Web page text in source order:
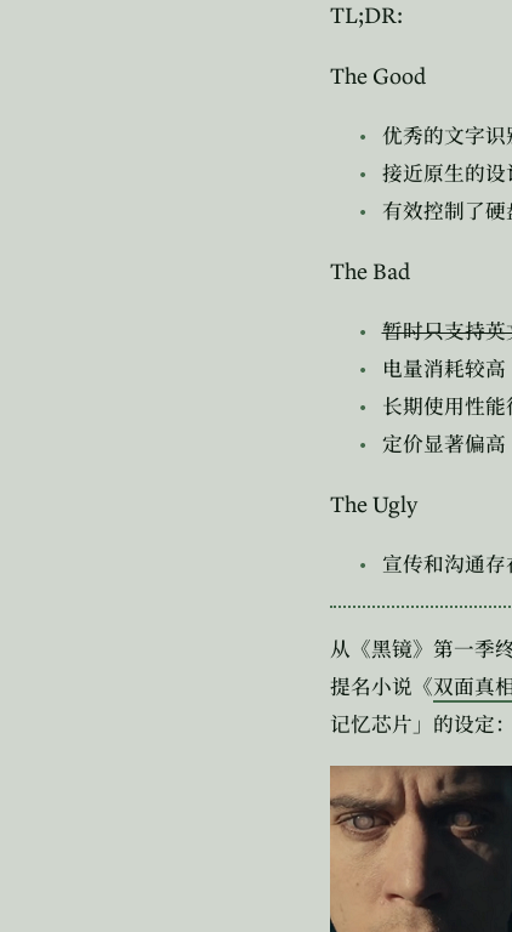
TL;DR:
The Good
优秀的文字识
接近原生的
有效控制了
The Bad
暂时只支持英
电量消耗较高
长期使用性能
定价显著偏高
The Ugly
宣传和沟通
从《黑镜》第一季
提名小说《双面真
记忆芯片」的设定